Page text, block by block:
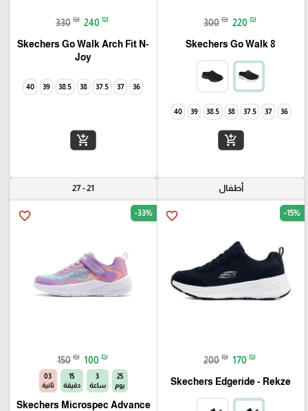
300 ₪ 220 ₪
Skechers Go Walk 8
36
37
37.5
38
38.5
39
40
add_shopping_cart
330 ₪ 240 ₪
Skechers Go Walk Arch Fit N-
Joy
36
37
37.5
38
38.5
39
40
add_shopping_cart
أطفال
favorite_border -15%
200 ₪ 170 ₪
Skechers Edgeride - Rekze‏
21 - 27
favorite_border -33%
150 ₪ 100 ₪
25
يوم
3
ساعة
15
دقيقة
02
ثانية
Skechers Microspec Advance